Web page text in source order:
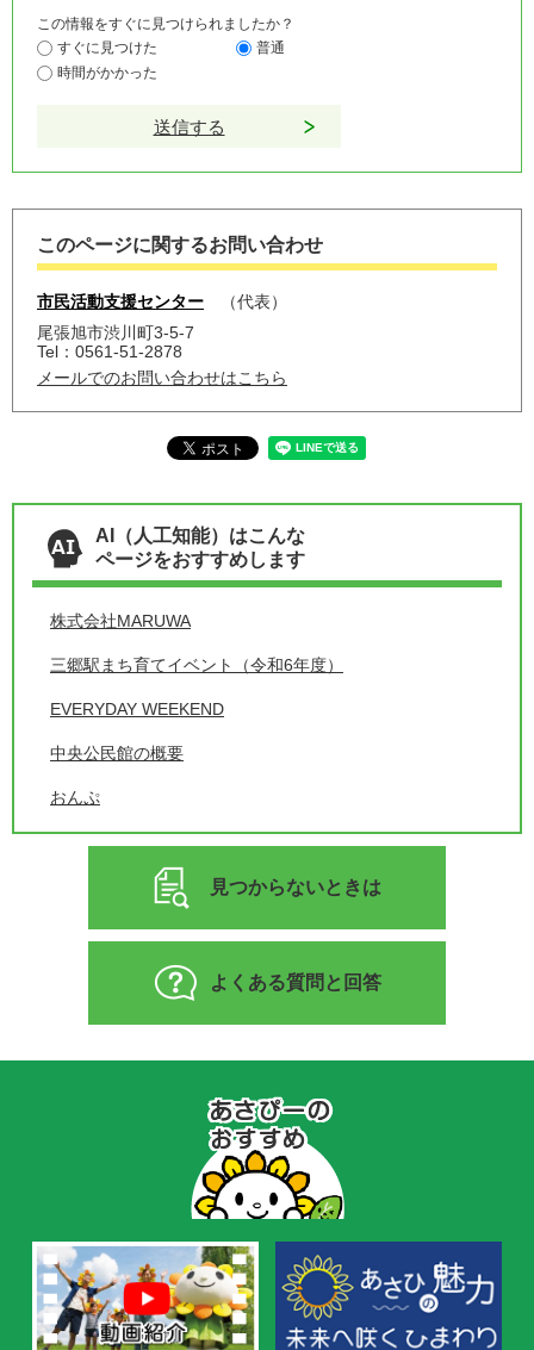
この情報をすぐに見つけられましたか？
すぐに見つけた
普通
時間がかかった
このページに関するお問い合わせ
市民活動支援センター
代表
尾張旭市渋川町3-5-7
Tel：0561-51-2878
メールでのお問い合わせはこちら
AI（人工知能）はこんな
ページをおすすめします
株式会社MARUWA
三郷駅まち育てイベント（令和6年度）
EVERYDAY WEEKEND
中央公民館の概要
おんぷ
見つからないときは
よくある質問と回答
の
お
す
め